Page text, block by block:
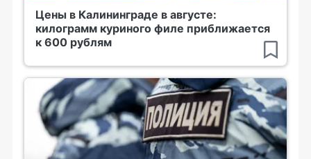
Цены в Калининграде в августе:
килограмм куриного филе приближается
к 600 рублям